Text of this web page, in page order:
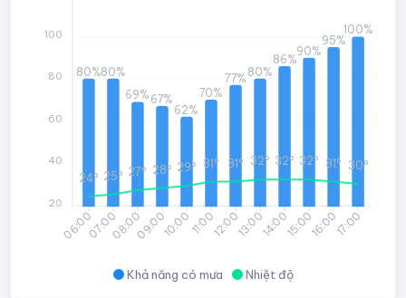
Khả năng có mưa Nhiệt độ
06:0007:0008:0009:0010:0011:0012:0013:0014:0015:0016:0017:00
80%80%
69%67%
62%
70%
77%80%
86%
90%
95%
100%
24° 25° 27° 28° 29° 31° 31° 32° 32° 32° 31° 30°
100
80
60
40
20